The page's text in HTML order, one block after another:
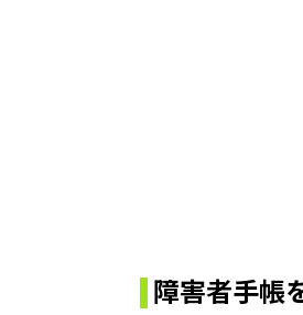
障害者手帳